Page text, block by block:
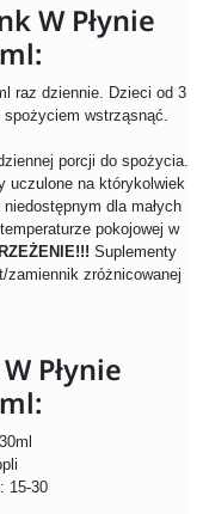
W Płynie
raz dziennie. Dzieci od 3
wstrząsnąć.
porcji do spożycia.
uczulone na którykolwiek
dla małych
pokojowej w
Suplementy
zróżnicowanej
Płynie
15-30